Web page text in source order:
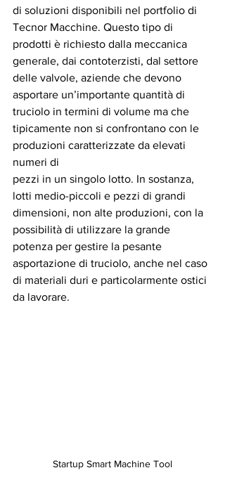
di soluzioni disponibili nel portfolio di
Tecnor Macchine. Questo tipo di
prodotti è richiesto dalla meccanica
generale, dai contoterzisti, dal settore
delle valvole, aziende che devono
asportare un’importante quantità di
truciolo in termini di volume ma che
tipicamente non si confrontano con le
produzioni caratterizzate da elevati
numeri di
pezzi in un singolo lotto. In sostanza,
lotti medio-piccoli e pezzi di grandi
dimensioni, non alte produzioni, con la
possibilità di utilizzare la grande
potenza per gestire la pesante
asportazione di truciolo, anche nel caso
di materiali duri e particolarmente ostici
da lavorare.
Startup Smart Machine Tool